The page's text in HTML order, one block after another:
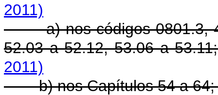
2011)
a) nos códigos 0801.3,
52.03 a 52.12, 53.06 a
2011)
b) nos Capítulos 54 a